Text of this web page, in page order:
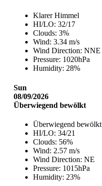
Klarer Himmel
HI/LO: 32/17
Clouds: 3%
Wind: 3.34 m/s
Wind Direction: NNE
Pressure: 1020hPa
Humidity: 28%
Sun
08/09/2026
Überwiegend bewölkt
Überwiegend bewölkt
HI/LO: 34/21
Clouds: 56%
Wind: 2.57 m/s
Wind Direction: NE
Pressure: 1015hPa
Humidity: 23%